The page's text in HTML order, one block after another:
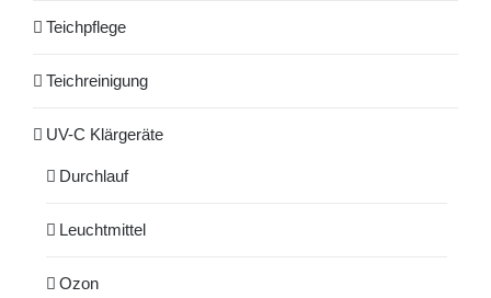
Teichpflege
Teichreinigung
UV-C Klärgeräte
Durchlauf
Leuchtmittel
Ozon